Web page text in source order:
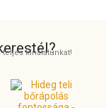
kínálatunkat!